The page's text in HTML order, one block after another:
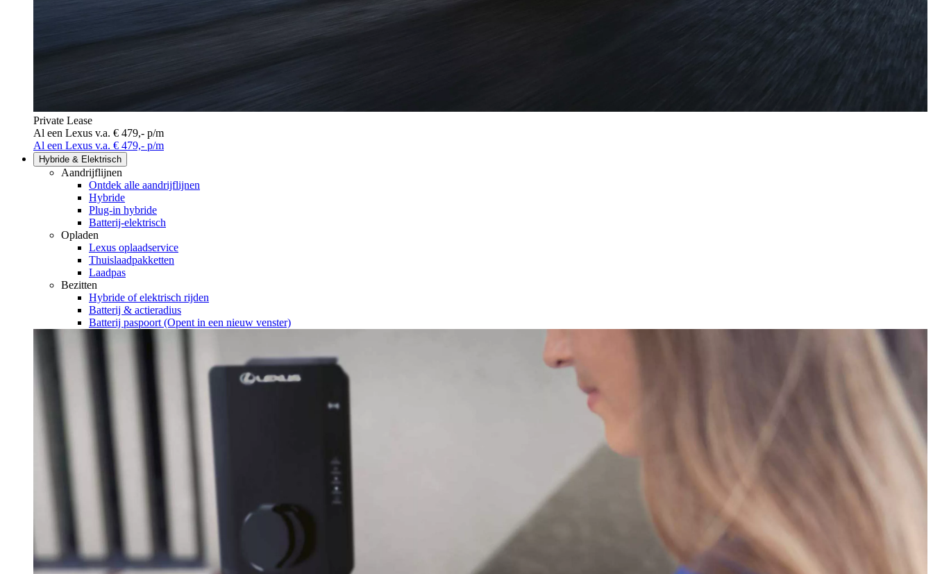
Private Lease
Al een Lexus v.a. € 479,- p/m
Al een Lexus v.a. € 479,- p/m
Hybride & Elektrisch
Aandrijflijnen
Ontdek alle aandrijflijnen
Hybride
Plug-in hybride
Batterij-elektrisch
Opladen
Lexus oplaadservice
Thuislaadpakketten
Laadpas
Bezitten
Hybride of elektrisch rijden
Batterij & actieradius
Batterij paspoort (Opent in een nieuw venster)